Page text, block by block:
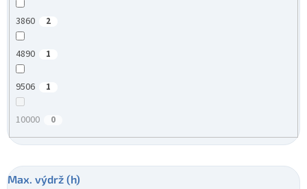
3860 2
4890 1
9506 1
10000 0
Max. výdrž (h)